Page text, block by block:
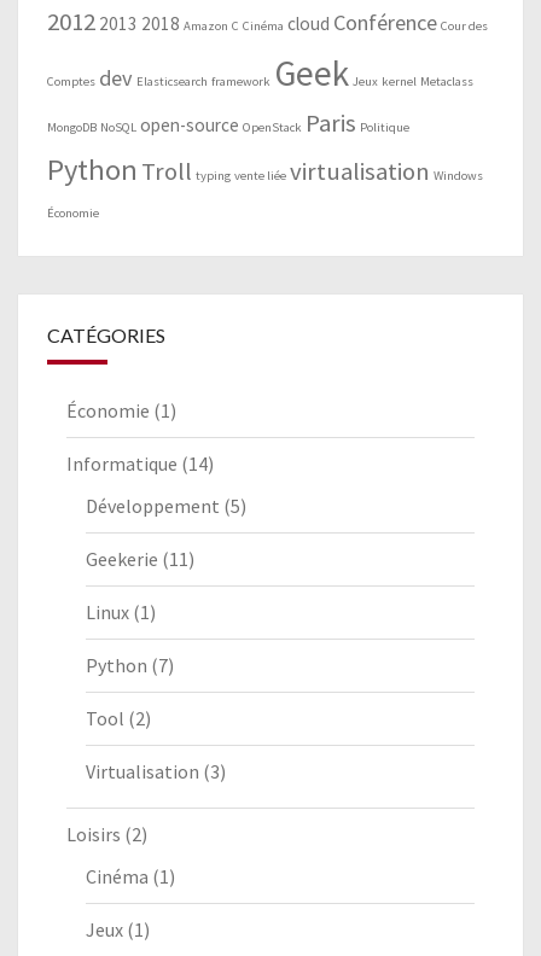
2012 2013 2018 Amazon C Cinéma cloud Conférence Cour des
Comptes dev Elasticsearch framework Geek Jeux kernel Metaclass
MongoDB NoSQL open-source OpenStack Paris Politique
Python Troll typing vente liée virtualisation Windows
Économie
CATÉGORIES
Économie (1)
Informatique (14)
Développement (5)
Geekerie (11)
Linux (1)
Python (7)
Tool (2)
Virtualisation (3)
Loisirs (2)
Cinéma (1)
Jeux (1)